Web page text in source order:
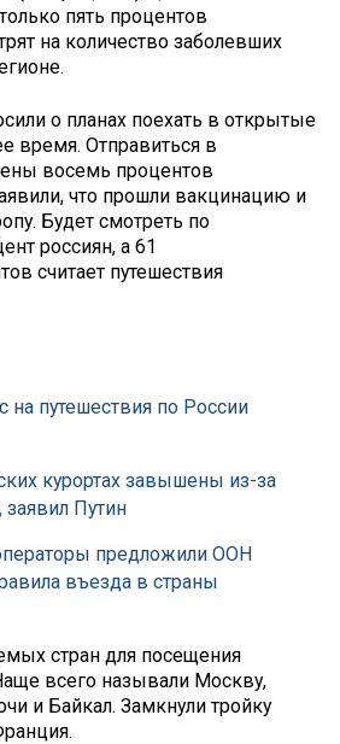
пять процентов
на количество заболевших
о планах поехать в открытые
время. Отправиться в
восемь процентов
что прошли вакцинацию и
Будет смотреть по
россиян, а 61
считает путешествия
на путешествия по России
курортах завышены из-за
Путин
предложили ООН
въезда в страны
стран для посещения
всего называли Москву,
и Байкал. Замкнули тройку